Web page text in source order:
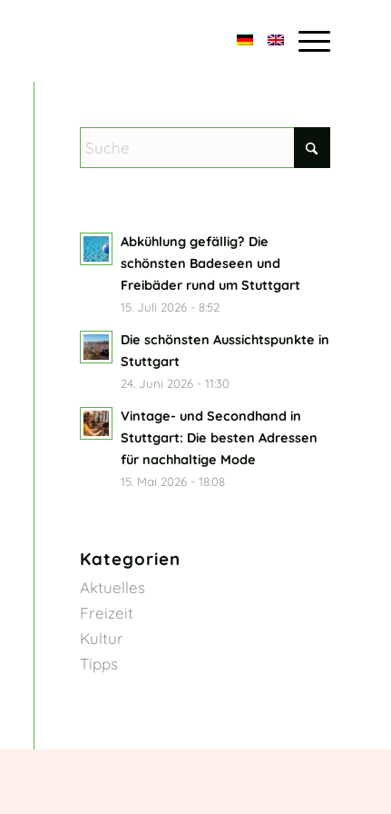
Abkühlung gefällig? Die
schönsten Badeseen und
Freibäder rund um Stuttgart
15. Juli 2026 - 8:52
Die schönsten Aussichtspunkte in
Stuttgart
24. Juni 2026 - 11:30
Vintage- und Secondhand in
Stuttgart: Die besten Adressen
für nachhaltige Mode
15. Mai 2026 - 18:08
Kategorien
Aktuelles
Freizeit
Kultur
Tipps